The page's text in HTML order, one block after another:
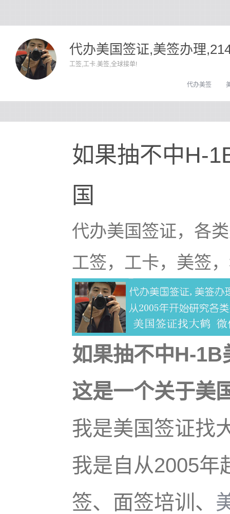
代办美国签证,美签办理
工签,工卡.美签,全球接单!
代办美签
如果抽不中H-
国
代办美国签证，各
工签，工卡，美签
如果抽不中H-
这是一个关于美
我是美国签证找
我是自从2005年
签、面签培训、